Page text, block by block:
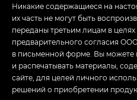
Никакие содержащиеся на
их часть не могут быть
переданы третьим лицам в
предварительного согласия
в письменной форме. Вы можете
и распечатывать материалы,
сайте, для целей личного
решений о приобретении